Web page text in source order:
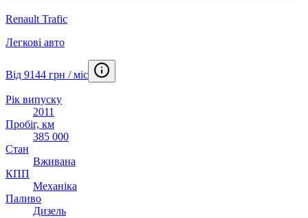
Renault Trafic
Легкові авто
Від 9144 грн / міс
Рік випуску
2011
Пробіг, км
385 000
Стан
Вживана
КПП
Механіка
Паливо
Дизель